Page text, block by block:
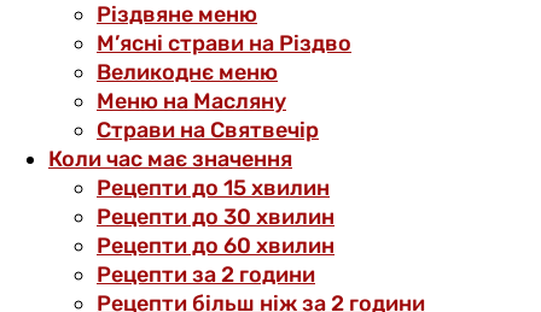
Різдвяне меню
М’ясні страви на Різдво
Великоднє меню
Меню на Масляну
Страви на Святвечір
Коли час має значення
Рецепти до 15 хвилин
Рецепти до 30 хвилин
Рецепти до 60 хвилин
Рецепти за 2 години
Рецепти більш ніж за 2 години